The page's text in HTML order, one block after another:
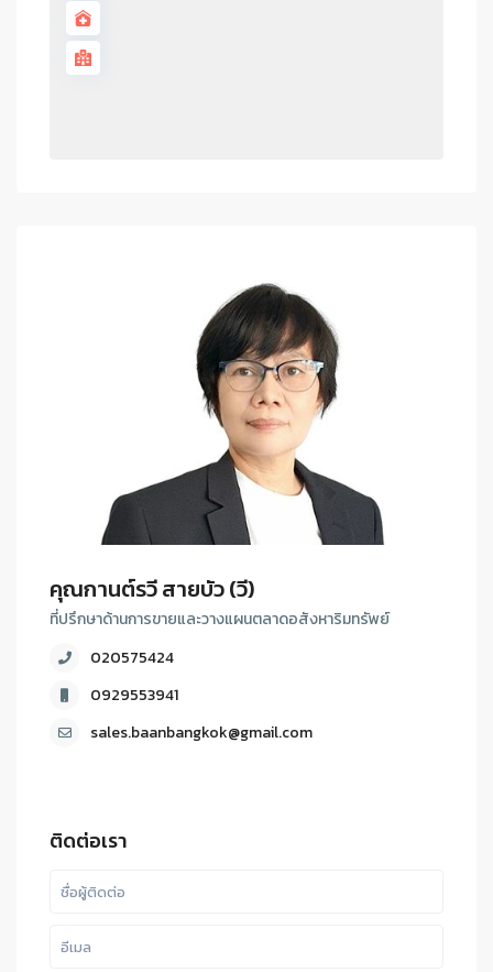
คุณกานต์รวี สายบัว (วี)
ที่ปรึกษาด้านการขายและวางแผนตลาดอสังหาริมทรัพย์
020575424
0929553941
sales.baanbangkok@gmail.com
ติดต่อเรา